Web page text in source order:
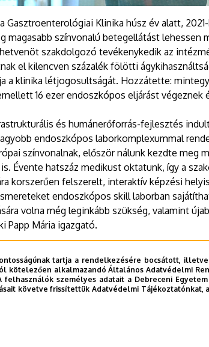
Gasztroenterológiai Klinika húsz év alatt,
magasabb színvonalú betegellátást lehessen
szakdolgozó tevékenykedik az
el kilencven százalék fölötti
a klinika létjogosultságát. Hozzátette:
16 ezer endoszkópos eljárást végeznek
és humánerőforrás-fejlesztés
endoszkópos laborkomplexummal
színvonalnak, először nálunk kezdte meg
Évente hatszáz medikust oktatunk, így a
korszerűen felszerelt, interaktív képzési
endoszkópos skill laborban
volna még leginkább szükség, valamint
Papp Mária igazgató.
folytatja látogatását a Klinikai Központ
tartja a rendelkezésére bocsátott,
kötelezően alkalmazandó Általános Adatvédelmi
felhasználók személyes adatait a Debreceni
követve frissítettük Adatvédelmi